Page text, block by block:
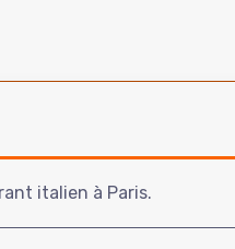
italien à Paris.